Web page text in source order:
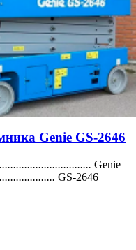
Genie GS-2646
Genie
GS-2646